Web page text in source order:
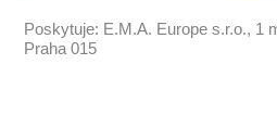
Poskytuje: E.M.A. Europe s.r.o., 1
Praha 015